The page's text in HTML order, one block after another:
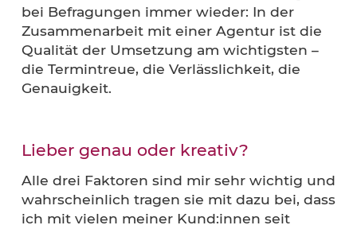
Entscheider:innen in Unternehmen sagen
bei Befragungen immer wieder: In der
Zusammenarbeit mit einer Agentur ist die
Qualität der Umsetzung am wichtigsten –
die Termintreue, die Verlässlichkeit, die
Lieber genau oder kreativ?
Alle drei Faktoren sind mir sehr wichtig